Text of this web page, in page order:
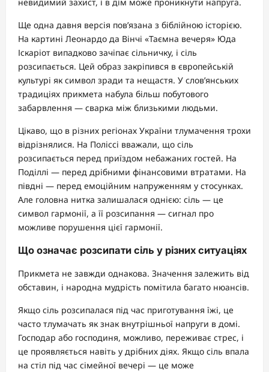
Ще одна давня версія пов’язана з біблійною історією.
На картині Леонардо да Вінчі «Таємна вечеря» Юда
Іскаріот випадково зачіпає сільничку, і сіль
розсипається. Цей образ закріпився в європейській
культурі як символ зради та нещастя. У слов’янських
традиціях прикмета набула більш побутового
забарвлення — сварка між близькими людьми.
Цікаво, що в різних регіонах України тлумачення трохи
відрізнялися. На Поліссі вважали, що сіль
розсипається перед приїздом небажаних гостей. На
Поділлі — перед дрібними фінансовими втратами. На
півдні — перед емоційним напруженням у стосунках.
Але головна нитка залишалася однією: сіль — це
символ гармонії, а її розсипання — сигнал про
можливе порушення цієї гармонії.
Що означає розсипати сіль у різних ситуаціях
Прикмета не завжди однакова. Значення залежить від
обставин, і народна мудрість помітила багато нюансів.
Якщо сіль розсипалася під час приготування їжі, це
часто тлумачать як знак внутрішньої напруги в домі.
Господар або господиня, можливо, переживає стрес, і
це проявляється навіть у дрібних діях. Якщо сіль впала
на стіл під час сімейної вечері — це може